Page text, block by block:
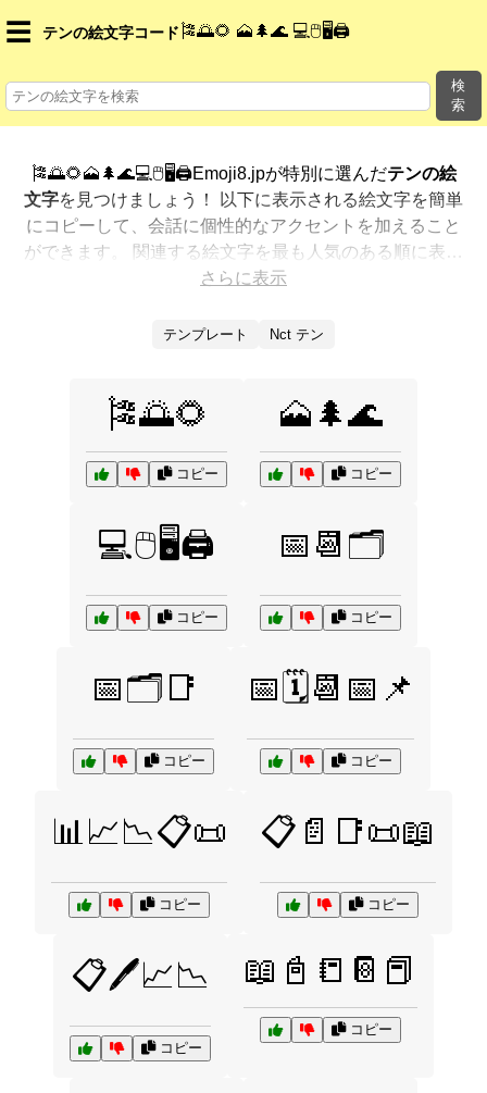
☰ テンの絵文字コード 🎏🌅🌻 🗻🌲🌊 💻🖱️🖥️🖨️
検
索
🎏🌅🌻🗻🌲🌊💻🖱️🖥️🖨️Emoji8.jpが特別に選んだテンの絵
文字を見つけましょう！ 以下に表示される絵文字を簡単
にコピーして、会話に個性的なアクセントを加えること
ができます。 関連する絵文字を最も人気のある順に表示
しました。さらに多くのオプションが欲しいですか？ 他
する方法を見つけましょう。
さらに表示
テンプレート Nct テン
🎏🌅🌻
コピー
🗻🌲🌊
コピー
💻🖱️🖥️🖨️
コピー
📅📆🗂️
コピー
📅🗂️📑
コピー
📅🗓️📆📅📌
コピー
📊📈📉📋📜
コピー
📋📄📑📜📖
コピー
📋🖊️📈📉
コピー
📖📓📒📔📕
コピー